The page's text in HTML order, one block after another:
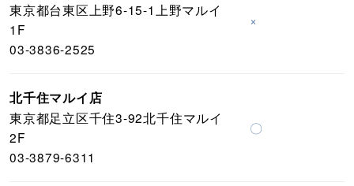
東京都台東区上野6-15-1上野マルイ
1F
03-3836-2525
×
北千住マルイ店
東京都足立区千住3-92北千住マルイ
2F
03-3879-6311
〇